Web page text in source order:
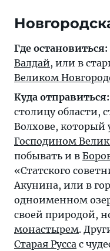
Где остановиться:
Валдай, или в
Великом
Куда отправиться:
столицу области,
Волхове,
Господином
побывать и в
«Статского
Акунина, или в
одноименном
своей природой,
монастырем.
Старая Русса с